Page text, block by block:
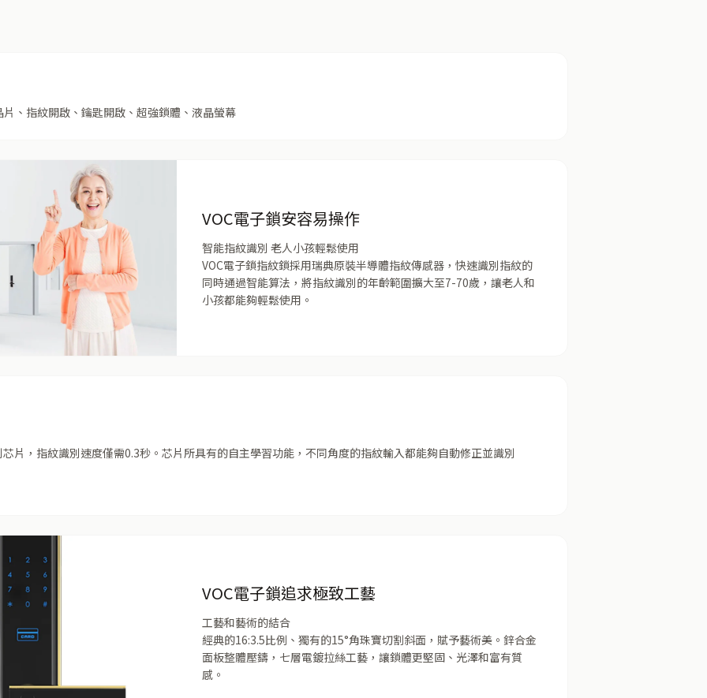
、指紋開啟、鑰匙開啟、超強鎖體、液晶螢幕
VOC電子鎖安容易操作
智能指紋識別 老人小孩輕鬆使用
VOC電子鎖指紋鎖採用瑞典原裝半導體指紋傳感器，快速識別指紋的
同時通過智能算法，將指紋識別的年齡範圍擴大至7-70歲，讓老人和
小孩都能夠輕鬆使用。
片，指紋識別速度僅需0.3秒。芯片所具有的自主學習功能，不同角度的指紋輸入都能夠自動修正並識別
VOC電子鎖追求極致工藝
工藝和藝術的結合
經典的16:3.5比例、獨有的15°角珠寶切割斜面，賦予藝術美。鋅合金
面板整體壓鑄，七層電鍍拉絲工藝，讓鎖體更堅固、光澤和富有質
感。